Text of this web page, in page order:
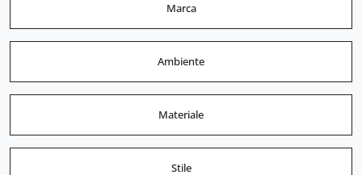
Marca
Ambiente
Materiale
Stile